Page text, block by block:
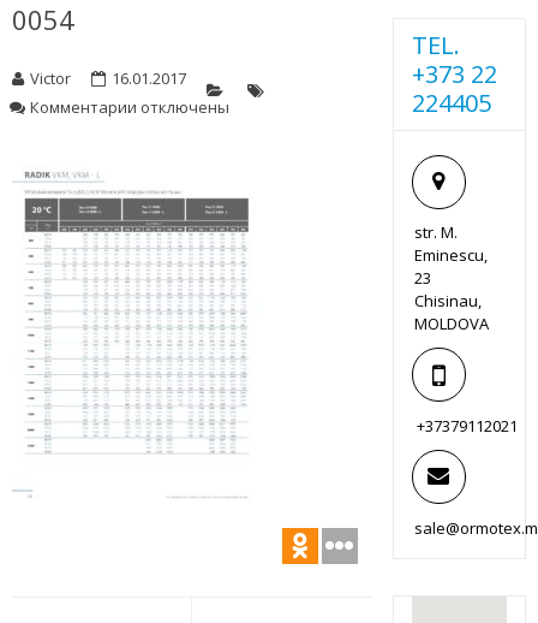
0054
Victor
16.01.2017
Комментарии котключены
TEL.
+373 22
224405
str. M.
Eminescu,
23
Chisinau,
MOLDOVA
+37379112021